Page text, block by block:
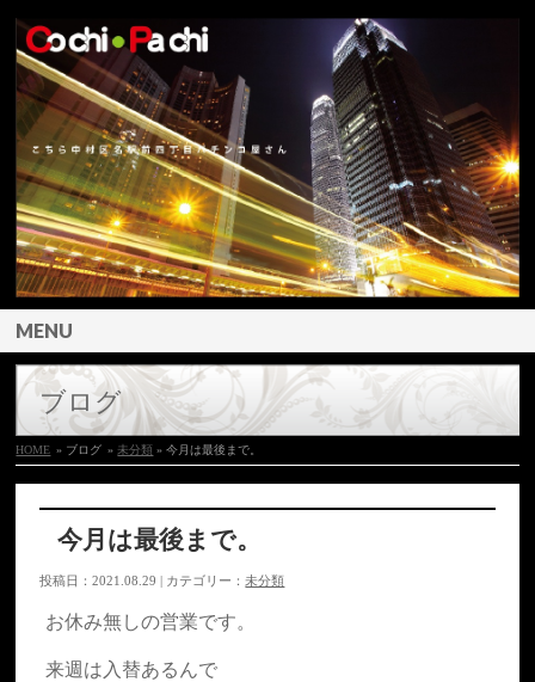
MENU
ブログ
HOME » ブログ »未分類 » 今月は最後まで。
今月は最後まで。
投稿日：2021.08.29 | カテゴリー：未分類
お休み無しの営業です。
来週は入替あるんで